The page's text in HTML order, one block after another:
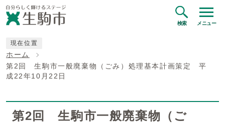
検索 メニュー
現在位置
ホーム
第2回 生駒市一般廃棄物（ごみ）処理基本計画策定 平
成22年10月22日
第2回 生駒市一般廃棄物（ご